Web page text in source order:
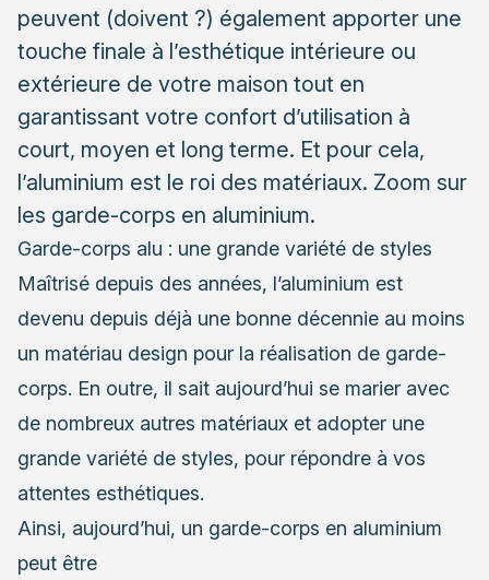
peuvent (doivent ?) également apporter une
touche finale à l’esthétique intérieure ou
extérieure de votre maison tout en
garantissant votre confort d’utilisation à
court, moyen et long terme. Et pour cela,
l’aluminium est le roi des matériaux. Zoom sur
les garde-corps en aluminium.
Garde-corps alu : une grande variété de styles
Maîtrisé depuis des années, l’aluminium est
devenu depuis déjà une bonne décennie au moins
un matériau design pour la réalisation de garde-
corps. En outre, il sait aujourd’hui se marier avec
de nombreux autres matériaux et adopter une
grande variété de styles, pour répondre à vos
attentes esthétiques.
Ainsi, aujourd’hui, un garde-corps en aluminium
peut être